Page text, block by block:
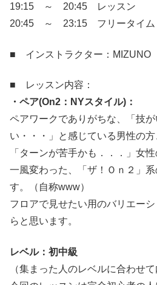
19:15 ～ 20:45 レッスン
20:45 ～ 23:15 フリータイム
■ インストラクター：MIZUNO
■ レッスン内容：
・ペア(On2：NYスタイル)：
ペアワークでありがちな、「技
い・・・」と感じている男性の方
「ターンが苦手かも．．．」女
一風変わった、「ザ！Ｏｎ２」
す。（自称www）
フロアで見せたい用のバリエー
らと思います。
レベル：初中級
（集まった人のレベルに合わせ